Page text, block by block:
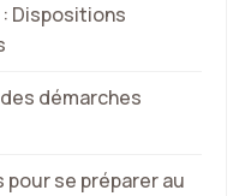
Dispositions
démarches
se préparer au